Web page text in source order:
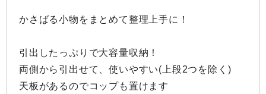
かさばる小物をまとめて整理上手に！
引出したっぷりで大容量収納！
両側から引出せて、使いやすい(上段2つを除く)
天板があるのでコップも置けます